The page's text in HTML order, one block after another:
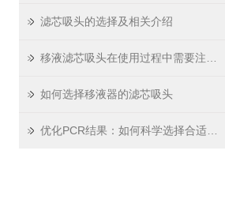
滤芯吸头的选择及相关介绍
如何选择移液器的滤芯吸头